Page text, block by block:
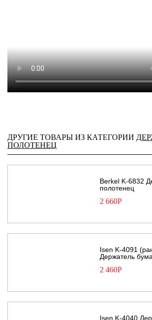
ДРУГИЕ ТОВАРЫ ИЗ КАТЕГОРИИ
ПОЛОТЕНЕЦ
Berkel K-6832
полотенец
2 660Р
Isen K-4091
Держатель
2 460Р
Isen K-4040